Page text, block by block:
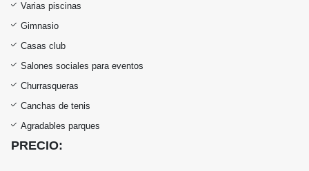
Varias piscinas
Gimnasio
Casas club
Salones sociales para eventos
Churrasqueras
Canchas de tenis
Agradables parques
PRECIO: